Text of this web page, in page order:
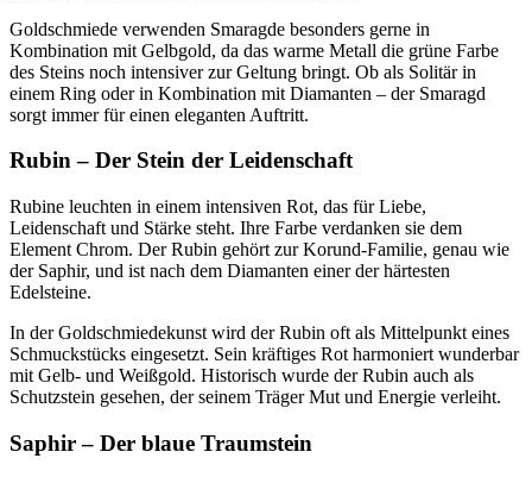
Goldschmiede verwenden Smaragde besonders gerne in
Kombination mit Gelbgold, da das warme Metall die grüne Farbe
des Steins noch intensiver zur Geltung bringt. Ob als Solitär in
einem Ring oder in Kombination mit Diamanten – der Smaragd
sorgt immer für einen eleganten Auftritt.
Rubin – Der Stein der Leidenschaft
Rubine leuchten in einem intensiven Rot, das für Liebe,
Leidenschaft und Stärke steht. Ihre Farbe verdanken sie dem
Element Chrom. Der Rubin gehört zur Korund-Familie, genau wie
der Saphir, und ist nach dem Diamanten einer der härtesten
Edelsteine.
In der Goldschmiedekunst wird der Rubin oft als Mittelpunkt eines
Schmuckstücks eingesetzt. Sein kräftiges Rot harmoniert wunderbar
mit Gelb- und Weißgold. Historisch wurde der Rubin auch als
Schutzstein gesehen, der seinem Träger Mut und Energie verleiht.
Saphir – Der blaue Traumstein